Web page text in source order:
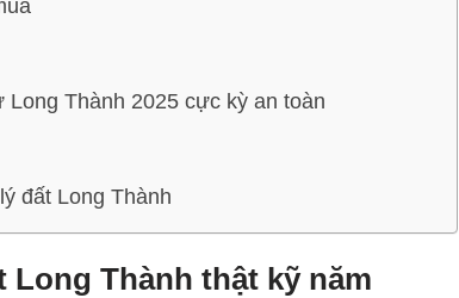
Long Thành 2025 cực kỳ an toàn
đất Long Thành
Long Thành thật kỹ năm